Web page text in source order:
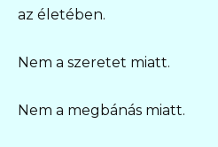
az életében.
Nem a szeretet miatt.
Nem a megbánás miatt.